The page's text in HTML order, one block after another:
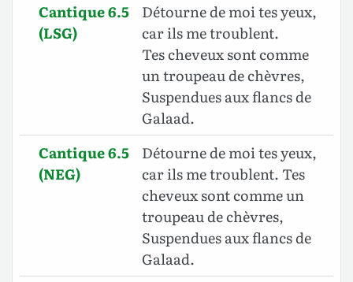
Cantique 6.5
(LSG)
Détourne de moi tes yeux,
car ils me troublent.
Tes cheveux sont comme
un troupeau de chèvres,
Suspendues aux flancs de
Galaad.
Cantique 6.5
(NEG)
Détourne de moi tes yeux,
car ils me troublent. Tes
cheveux sont comme un
troupeau de chèvres,
Suspendues aux flancs de
Galaad.